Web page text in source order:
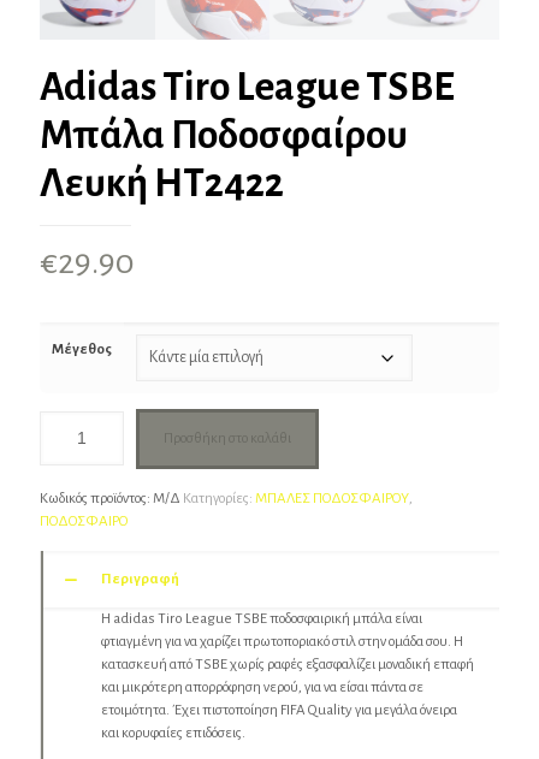
Adidas Tiro League TSBE
Μπάλα Ποδοσφαίρου
Λευκή HT2422
€29.90
Μέγεθος
Προσθήκη στο καλάθι
Κωδικός προϊόντος: Μ/Δ Κατηγορίες: ΜΠΑΛΕΣ ΠΟΔΟΣΦΑΙΡΟΥ
ΠΟΔΟΣΦΑΙΡΟ
Περιγραφή
Η adidas Tiro League TSBE ποδοσφαιρική μπάλα είναι
φτιαγμένη για να χαρίζει πρωτοποριακό στιλ στην ομάδα σου. Η
κατασκευή από TSBE χωρίς ραφές εξασφαλίζει μοναδική επαφή
και μικρότερη απορρόφηση νερού, για να είσαι πάντα σε
ετοιμότητα. Έχει πιστοποίηση FIFA Quality για μεγάλα όνειρα
και κορυφαίες επιδόσεις.